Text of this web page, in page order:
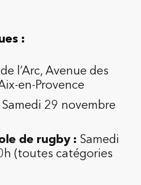
:
l’Arc, Avenue des
en-Provence
Samedi 29 novembre
de rugby : Samedi
(toutes catégories